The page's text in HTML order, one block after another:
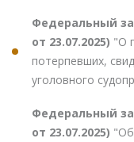
Федеральный
от 23.07.2025) "О
потерпевших,
уголовного
Федеральный
от 23.07.2025)